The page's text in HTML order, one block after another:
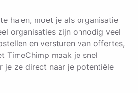
halen, moet je als organisatie
organisaties zijn onnodig veel
en versturen van offertes,
TimeChimp maak je snel
je ze direct naar je potentiële